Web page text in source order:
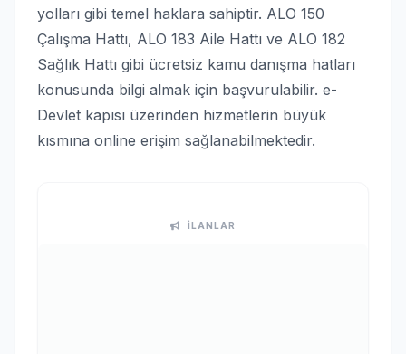
yolları gibi temel haklara sahiptir. ALO 150
Çalışma Hattı, ALO 183 Aile Hattı ve ALO 182
Sağlık Hattı gibi ücretsiz kamu danışma hatları
konusunda bilgi almak için başvurulabilir. e-
Devlet kapısı üzerinden hizmetlerin büyük
kısmına online erişim sağlanabilmektedir.
İLANLAR